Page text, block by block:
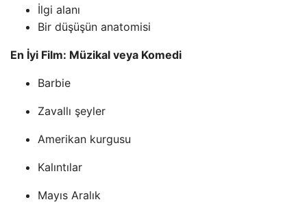
İlgi alanı
Bir düşüşün anatomisi
En İyi Film: Müzikal veya Komedi
Barbie
Zavallı şeyler
Amerikan kurgusu
Kalıntılar
Mayıs Aralık